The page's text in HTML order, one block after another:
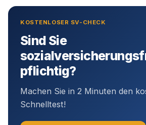
KOSTENLOSER SV-CHECK
Sind Sie
pflichtig?
Machen Sie in 2 Minuten den
Schnelltest!